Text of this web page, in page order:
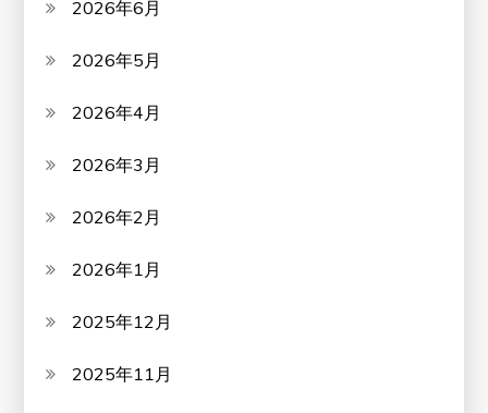
2026年6月
2026年5月
2026年4月
2026年3月
2026年2月
2026年1月
2025年12月
2025年11月